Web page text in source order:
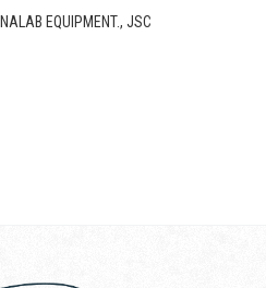
EQUIPMENT., JSC